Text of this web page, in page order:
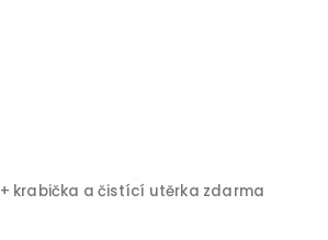
+ krabička a čistící utěrka zdarma